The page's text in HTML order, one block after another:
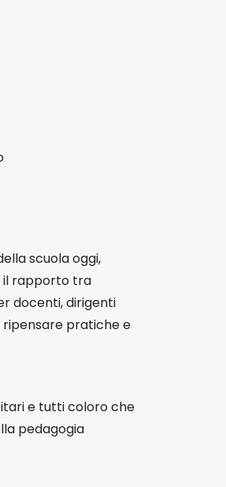
scuola oggi,
il rapporto tra
docenti, dirigenti
ripensare pratiche e
e tutti coloro che
pedagogia